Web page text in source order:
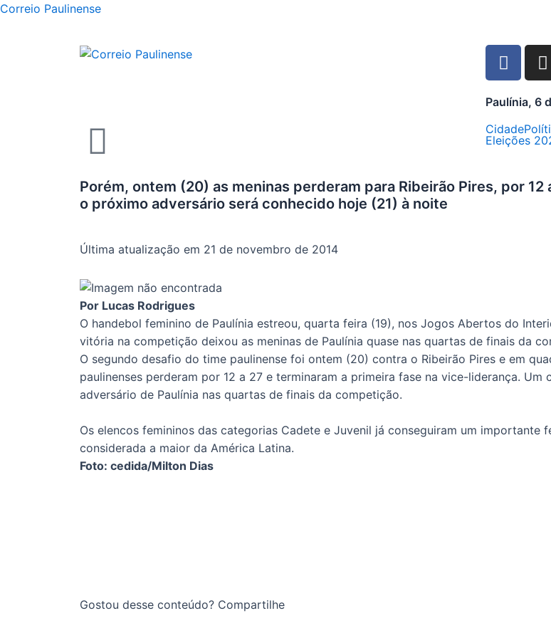
Correio Paulinense
Paulínia, 6
Cidade
Eleições
Porém, ontem (20) as meninas perderam para Ribeirão Pires, por
o próximo adversário será conhecido hoje (21) à noite
Última atualização em 21 de novembro de 2014
Por Lucas Rodrigues
O handebol feminino de Paulínia estreou, quarta feira (19), nos Jogos Abertos do
vitória na competição deixou as meninas de Paulínia quase nas quartas de finais da
O segundo desafio do time paulinense foi ontem (20) contra o Ribeirão Pires e em
paulinenses perderam por 12 a 27 e terminaram a primeira fase na vice-liderança.
adversário de Paulínia nas quartas de finais da competição.
Os elencos femininos das categorias Cadete e Juvenil já conseguiram um
considerada a maior da América Latina.
Foto: cedida/Milton Dias
Gostou desse conteúdo? Compartilhe